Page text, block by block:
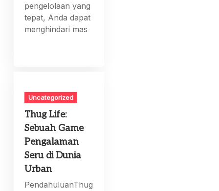
pengelolaan yang
tepat, Anda dapat
menghindari mas
Uncategorized
Thug Life:
Sebuah Game
Pengalaman
Seru di Dunia
Urban
PendahuluanThug